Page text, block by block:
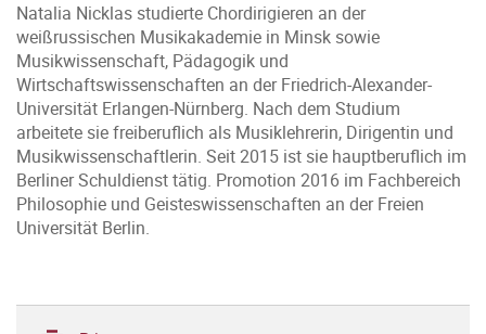
Natalia Nicklas studierte Chordirigieren an der
weißrussischen Musikakademie in Minsk sowie
Musikwissenschaft, Pädagogik und
Wirtschaftswissenschaften an der Friedrich-Alexander-
Universität Erlangen-Nürnberg. Nach dem Studium
arbeitete sie freiberuflich als Musiklehrerin, Dirigentin und
Musikwissenschaftlerin. Seit 2015 ist sie hauptberuflich im
Berliner Schuldienst tätig. Promotion 2016 im Fachbereich
Philosophie und Geisteswissenschaften an der Freien
Universität Berlin.